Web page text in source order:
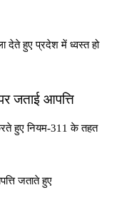
देते हुए प्रदेश में ध्वस्त हो
जताई आपत्ति
हुए नियम-311 के तहत
जताते हुए